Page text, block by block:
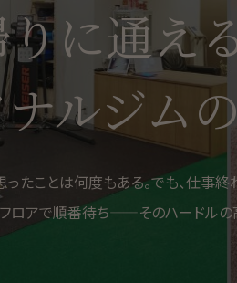
に通え
ルジム
ったことは何度もある。でも、仕事
ロアで順番待ち——そのハードルの